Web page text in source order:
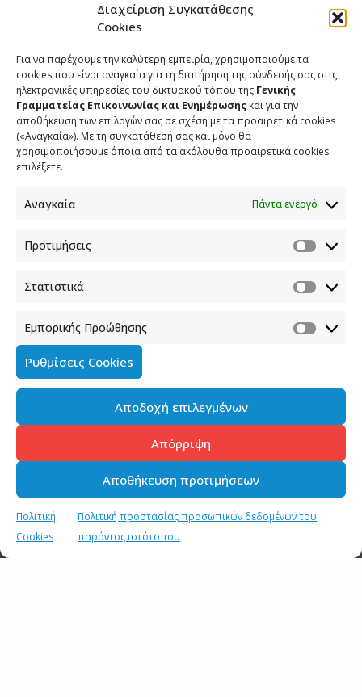
Διαχείριση Συγκατάθεσης
Cookies
Για να παρέχουμε την καλύτερη εμπειρία, χρησιμοποιούμε τα
cookies που είναι αναγκαία για τη διατήρηση της σύνδεσής σας στις
ηλεκτρονικές υπηρεσίες του δικτυακού τόπου της Γενικής
Γραμματείας Επικοινωνίας και Ενημέρωσης και για την
αποθήκευση των επιλογών σας σε σχέση με τα προαιρετικά cookies
(«Αναγκαία»). Με τη συγκατάθεσή σας και μόνο θα
χρησιμοποιήσουμε όποια από τα ακόλουθα προαιρετικά cookies
επιλέξετε.
Αναγκαία Πάντα ενεργό
Προτιμήσεις
Στατιστικά
Εμπορικής Προώθησης
Ρυθμίσεις Cookies
Αποδοχή επιλεγμένων
Απόρριψη
Αποθήκευση προτιμήσεων
Πολιτική
Cookies
Πολιτική προστασίας προσωπικών δεδομένων του
παρόντος ιστότοπου
Πρωθυπουργώ και Κυβερνητικού Εκπροσώπου, Γιάννη
Οικονόμου, στον «ΣΚΑΪ» (28/12/2021)
28 ΔΕΚΕΜΒΡΙΟΥ 2021
Δήλωση Γενικού Γραμματέα Επικοινωνίας και Ενημέρωσης
κ. Γιάννη Μαστρογεωργίου σχετικά με σημερινό
δημοσίευμα της “Εφημερίδας των Συντακτών”
24 ΑΠΡΙΛΙΟΥ 2020
9 ΙΟΥΛΙΟΥ 2019
O Λευτέρης Κρέτσος στον ΑΝΤ1
7 ΙΟΥΛΙΟΥ 2019
Ο Λευτέρης Κρέτσος στον Alpha Radio 88.6